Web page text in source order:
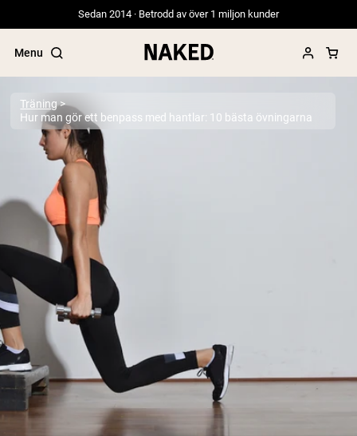
Sedan 2014 · Betrodd av över 1 miljon kunder
Menu
Populära söktermer
”Protein Powder“
”Overnight Oats“
”Vegan protein“
”Collagen“
”Micellar Casein“
PROTEIN POWDERS
Vassleisolat från gräsbetande djur
Getproteinpulver från get
Micellärt kasein
Mass Gainer
Proteinkaffe
Shop All Protein Powders
Träning
Hur man gör ett benpass med hantlar: 10 bästa övningarna